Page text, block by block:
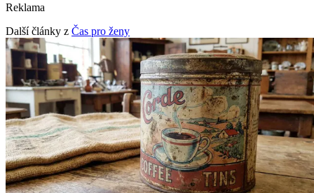
Reklama
Další články z Čas pro ženy